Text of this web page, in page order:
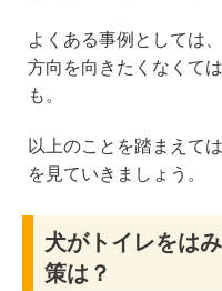
よくある事例としては
方向を向きたくなくて
も。
以上のことを踏まえて
を見ていきましょう。
犬がトイレをは
策は？